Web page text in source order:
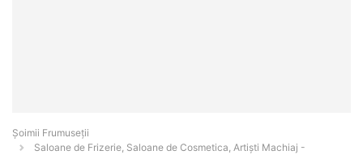
Șoimii Frumuseții
Saloane de Frizerie, Saloane de Cosmetica, Artiști Machiaj -